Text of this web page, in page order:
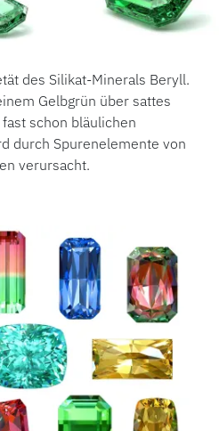
des Silikat-Minerals Beryll.
Gelbgrün über sattes
schon bläulichen
durch Spurenelemente von
verursacht.